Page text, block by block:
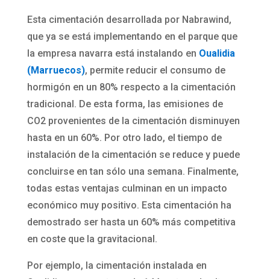
Esta cimentación desarrollada por Nabrawind,
que ya se está implementando en el parque que
la empresa navarra está instalando en Oualidia
(Marruecos), permite reducir el consumo de
hormigón en un 80% respecto a la cimentación
tradicional. De esta forma, las emisiones de
CO2 provenientes de la cimentación disminuyen
hasta en un 60%. Por otro lado, el tiempo de
instalación de la cimentación se reduce y puede
concluirse en tan sólo una semana. Finalmente,
todas estas ventajas culminan en un impacto
económico muy positivo. Esta cimentación ha
demostrado ser hasta un 60% más competitiva
en coste que la gravitacional.
Por ejemplo, la cimentación instalada en